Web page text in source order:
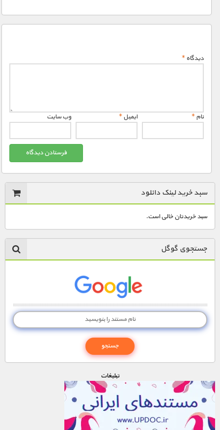
دیدگاه*
نام* ایمیل* وب‌ سایت
سبد خرید لینک دانلود
سبد خریدتان خالی است.
جستجوی گوگل
تبليغات